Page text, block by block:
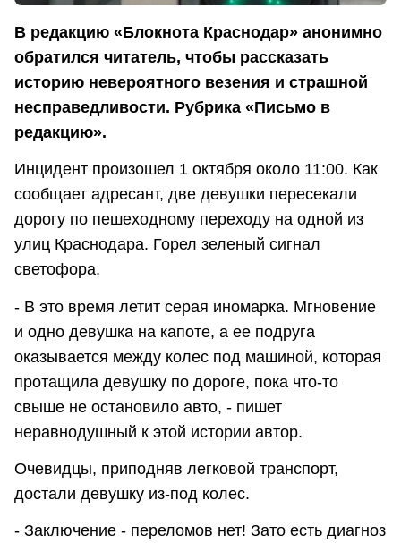
В редакцию «Блокнота Краснодар» анонимно
обратился читатель, чтобы рассказать
историю невероятного везения и страшной
несправедливости. Рубрика «Письмо в
редакцию».
Инцидент произошел 1 октября около 11:00. Как
сообщает адресант, две девушки пересекали
дорогу по пешеходному переходу на одной из
улиц Краснодара. Горел зеленый сигнал
светофора.
- В это время летит серая иномарка. Мгновение
и одно девушка на капоте, а ее подруга
оказывается между колес под машиной, которая
протащила девушку по дороге, пока что-то
свыше не остановило авто, - пишет
неравнодушный к этой истории автор.
Очевидцы, приподняв легковой транспорт,
достали девушку из-под колес.
- Заключение - переломов нет! Зато есть диагноз